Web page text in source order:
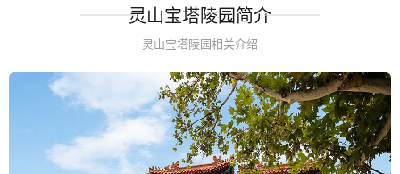
灵山宝塔陵园简介
灵山宝塔陵园相关介绍